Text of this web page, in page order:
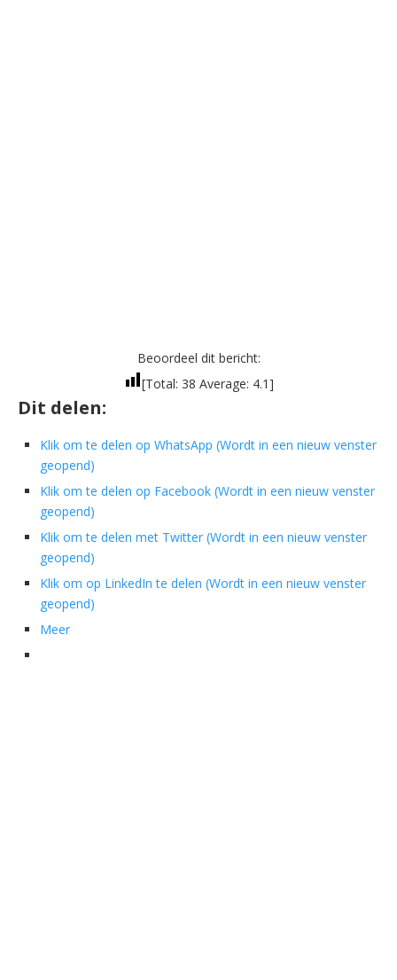
Beoordeel dit bericht:
[Total: 38 Average: 4.1]
Dit delen:
Klik om te delen op WhatsApp (Wordt in een nieuw venster
geopend)
Klik om te delen op Facebook (Wordt in een nieuw venster
geopend)
Klik om te delen met Twitter (Wordt in een nieuw venster
geopend)
Klik om op LinkedIn te delen (Wordt in een nieuw venster
geopend)
Meer